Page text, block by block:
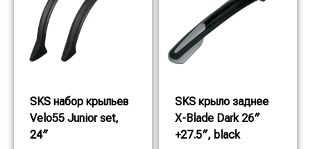
SKS набор крыльев
Velo55 Junior set,
24″
SKS крыло заднее
X-Blade Dark 26″
+27.5″, black